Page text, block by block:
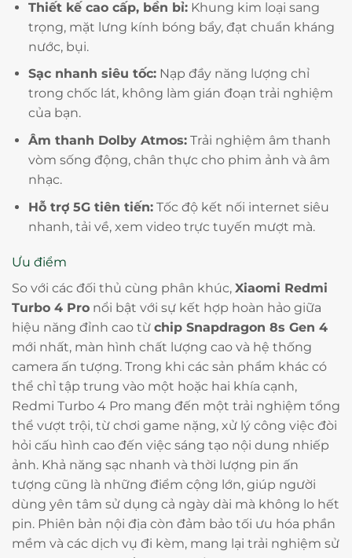
Thiết kế cao cấp, bền bỉ:Khung kim loại sang
trọng, mặt lưng kính bóng bẩy, đạt chuẩn kháng
nước, bụi.
Sạc nhanh siêu tốc:Nạp đầy năng lượng chỉ
trong chốc lát, không làm gián đoạn trải nghiệm
của bạn.
Âm thanh Dolby Atmos:Trải nghiệm âm thanh
vòm sống động, chân thực cho phim ảnh và âm
nhạc.
Hỗ trợ 5G tiên tiến:Tốc độ kết nối internet siêu
nhanh, tải về, xem video trực tuyến mượt mà.
Ưu điểm
So với các đối thủ cùng phân khúc, Xiaomi Redmi
Turbo 4 Pro nổi bật với sự kết hợp hoàn hảo giữa
hiệu năng đỉnh cao từ chip Snapdragon 8s Gen 4
mới nhất, màn hình chất lượng cao và hệ thống
camera ấn tượng. Trong khi các sản phẩm khác có
thể chỉ tập trung vào một hoặc hai khía cạnh,
Redmi Turbo 4 Pro mang đến một trải nghiệm tổng
thể vượt trội, từ chơi game nặng, xử lý công việc đòi
hỏi cấu hình cao đến việc sáng tạo nội dung nhiếp
ảnh. Khả năng sạc nhanh và thời lượng pin ấn
tượng cũng là những điểm cộng lớn, giúp người
dùng yên tâm sử dụng cả ngày dài mà không lo hết
pin. Phiên bản nội địa còn đảm bảo tối ưu hóa phần
mềm và các dịch vụ đi kèm, mang lại trải nghiệm sử